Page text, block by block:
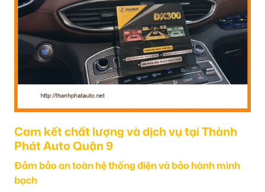
Cam kết chất lượng và dịch vụ tại Thành
Phát Auto Quận 9
Đảm bảo an toàn hệ thống điện và bảo hành minh
bạch